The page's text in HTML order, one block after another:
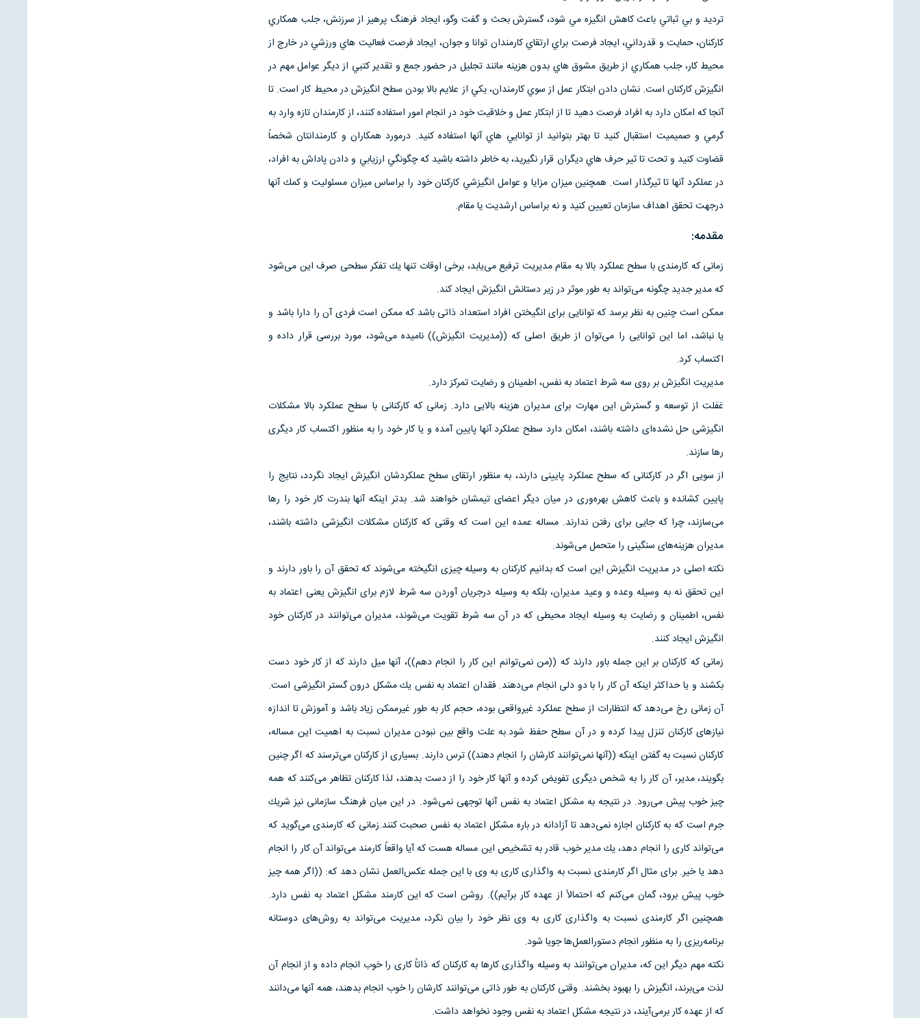
ترديد و بي ثباتي باعث كاهش انگيزه مي شود، گسترش بحث و گفت وگو، ايجاد فرهنگ پرهيز از سرزنش، جلب همكاري
كاركنان، حمايت و قدرداني، ايجاد فرصت براي ارتقاي كارمندان توانا و جوان، ايجاد فرصت فعاليت هاي ورزشي در خارج از
محيط كار، جلب همكاري از طريق مشوق هاي بدون هزينه مانند تجليل در حضور جمع و تقدير كتبي از ديگر عوامل مهم در
انگيزش كاركنان است. نشان دادن ابتكار عمل از سوي كارمندان، يكي از علايم بالا بودن سطح انگيزش در محيط كار است. تا
آنجا كه امكان دارد به افراد فرصت دهيد تا از ابتكار عمل و خلاقيت خود در انجام امور استفاده كنند، از كارمندان تازه وارد به
گرمي و صميميت استقبال كنيد تا بهتر بتوانيد از توانايي هاي آنها استفاده كنيد. درمورد همكاران و كارمندانتان شخصاً
قضاوت كنيد و تحت تا ثير حرف هاي ديگران قرار نگيريد، به خاطر داشته باشيد كه چگونگي ارزيابي و دادن پاداش به افراد،
در عملكرد آنها تا ثيرگذار است. همچنين ميزان مزايا و عوامل انگيزشي كاركنان خود را براساس ميزان مسئوليت و كمك آنها
درجهت تحقق اهداف سازمان تعيين كنيد و نه براساس ارشديت يا مقام.
مقدمه:
زمانی كه كارمندی با سطح عملكرد بالا به مقام مدیریت ترفیع می‌یابد، برخی اوقات تنها یك تفكر سطحی صرف این می‌شود
كه مدیر جدید چگونه می‌تواند به طور موثر در زیر دستانش انگیزش ایجاد كند.
ممكن است چنین به نظر برسد كه توانایی برای انگیختن افراد استعداد ذاتی باشد كه ممكن است فردی آن را دارا باشد و
یا نباشد، اما این توانایی را می‌توان از طریق اصلی كه ((مدیریت انگیزش)) نامیده می‌شود، مورد بررسی قرار داده و
اكتساب كرد.
مدیریت انگیزش بر روی سه شرط اعتماد به نفس، اطمینان و رضایت تمركز دارد.
غفلت از توسعه و گسترش این مهارت برای مدیران هزینه بالایی دارد. زمانی كه كاركنانی با سطح عملكرد بالا مشكلات
انگیزشی حل نشده‌ای داشته باشند، امكان دارد سطح عملكرد آنها پایین آمده و یا كار خود را به منظور اكتساب كار دیگری
رها سازند.
از سویی اگر در كاركنانی كه سطح عملكرد پایینی دارند، به منظور ارتقای سطح عملكردشان انگیزش ایجاد نگردد، نتایج را
پایین كشانده و باعث كاهش بهره‌وری در میان دیگر اعضای تیمشان خواهند شد. بدتر اینكه آنها بندرت كار خود را رها
می‌سازند، چرا كه جایی برای رفتن ندارند. مساله عمده این است كه وقتی كه كاركنان مشكلات انگیزشی داشته باشند،
مدیران هزینه‌های سنگینی را متحمل می‌شوند.
نكته اصلی در مدیریت انگیزش این است كه بدانیم كاركنان به وسیله چیزی انگیخته می‌شوند كه تحقق آن را باور دارند و
این تحقق نه به وسیله وعده و وعید مدیران، بلكه به وسیله درجریان آوردن سه شرط لازم برای انگیزش یعنی اعتماد به
نفس، اطمینان و رضایت به وسیله ایجاد محیطی كه در آن سه شرط تقویت می‌شوند، مدیران می‌توانند در كاركنان خود
انگیزش ایجاد كنند.
زمانی كه كاركنان بر این جمله باور دارند كه ((من نمی‌توانم این كار را انجام دهم))، آنها میل دارند كه از كار خود دست
بكشند و یا حداكثر اینكه آن كار را با دو دلی انجام می‌دهند. فقدان اعتماد به نفس یك مشكل درون گستر انگیزشی است.
آن زمانی رخ می‌دهد كه انتظارات از سطح عملكرد غیرواقعی بوده، حجم كار به طور غیرممكن زیاد باشد و آموزش تا اندازه
نیازهای كاركنان تنزل پیدا كرده و در آن سطح حفظ شود.به علت واقع بین نبودن مدیران نسبت به اهمیت این مساله،
كاركنان نسبت به گفتن اینكه ((آنها نمی‌توانند كارشان را انجام دهند)) ترس دارند. بسیاری از كاركنان می‌ترسند كه اگر چنین
بگویند، مدیر، آن كار را به شخص دیگری تفویض كرده و آنها كار خود را از دست بدهند، لذا كاركنان تظاهر می‌كنند كه همه
چیز خوب پیش می‌رود. در نتیجه به مشكل اعتماد به نفس آنها توجهی نمی‌شود. در این میان فرهنگ سازمانی نیز شریك
جرم است كه به كاركنان اجازه نمی‌دهد تا آزادانه در باره مشكل اعتماد به نفس صحبت كنند.زمانی كه كارمندی می‌گوید كه
می‌تواند كاری را انجام دهد، یك مدیر خوب قادر به تشخیص این مساله هست كه آیا واقعاً كارمند می‌تواند آن كار را انجام
دهد یا خیر. برای مثال اگر كارمندی نسبت به واگذاری كاری به وی با این جمله عكس‌العمل نشان دهد كه: ((اگر همه چیز
خوب پیش برود، گمان می‌كنم كه احتمالاً از عهده كار برآیم)). روشن است كه این كارمند مشكل اعتماد به نفس دارد.
همچنین اگر كارمندی نسبت به واگذاری كاری به وی نظر خود را بیان نكرد، مدیریت می‌تواند به روش‌های دوستانه
برنامه‌ریزی را به منظور انجام دستورالعمل‌ها جویا شود.
نكته مهم دیگر این كه، مدیران می‌توانند به وسیله واگذاری كارها به كاركنان كه ذاتاً كاری را خوب انجام داده و از انجام آن
لذت می‌برند، انگیزش را بهبود بخشند. وقتی كاركنان به طور ذاتی می‌توانند كارشان را خوب انجام بدهند، همه آنها می‌دانند
كه از عهده كار برمی‌آیند، در نتیجه مشكل اعتماد به نفس وجود نخواهد داشت.